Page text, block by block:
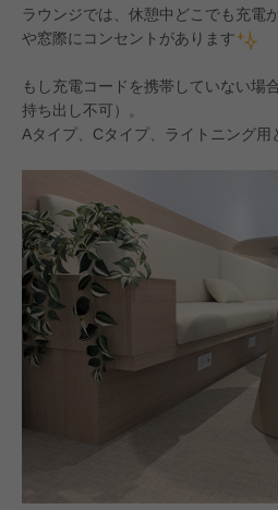
ラウンジでは、休憩中どこでも充電
や窓際にコンセントがあります
もし充電コードを携帯していない場
持ち出し不可）。
Aタイプ、Cタイプ、ライトニング